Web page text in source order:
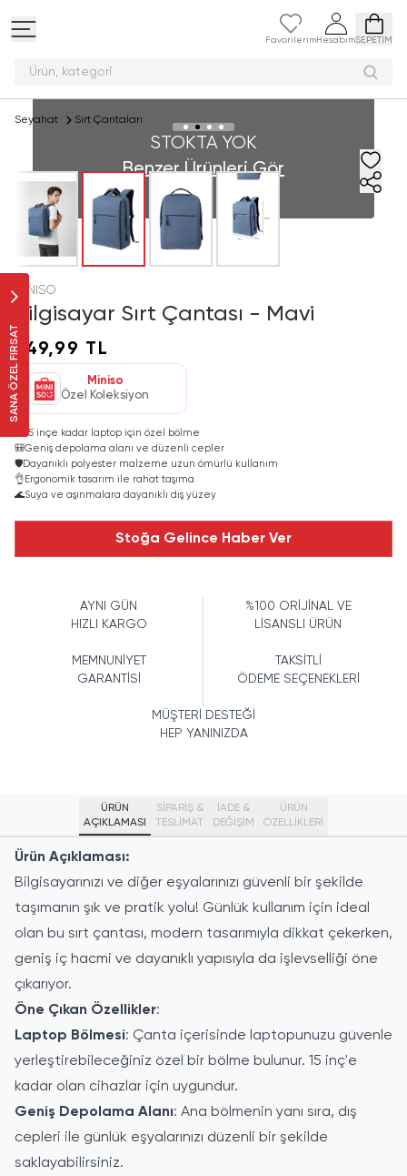
Favorilerim HesabımSEPETİM
Ürün, kate
SANA ÖZEL FIRSAT
Seyahat Sırt Çantaları
STOKTA YOK
Benzer Ürünleri Gör
MINISO
Bilgisayar Sırt Çantası - Mavi
749,99 TL
Miniso
Özel Koleksiyon
15 inçe kadar laptop için özel bölme
🎒Geniş depolama alanı ve düzenli cepler
🛡️Dayanıklı polyester malzeme uzun ömürlü kullanım
👌 Ergonomik tasarım ile rahat taşıma
🌊Suya ve aşınmalara dayanıklı dış yüzey
Stoğa Gelince Haber Ver
AYNI GÜN
HIZLI KARGO
%100 ORİJİNAL VE
LİSANSLI ÜRÜN
MEMNUNİYET
GARANTİSİ
TAKSİTLİ
ÖDEME SEÇENEKLERİ
MÜŞTERİ DESTEĞİ
HEP YANINIZDA
ÜRÜN
AÇIKLAMASI
SİPARİŞ &
TESLİMAT
İADE &
DEĞİŞİM
ÜRÜN
ÖZELLIKLERI
Ürün Açıklaması:
Bilgisayarınızı ve diğer eşyalarınızı güvenli bir şekilde
taşımanın şık ve pratik yolu! Günlük kullanım için ideal
olan bu sırt çantası, modern tasarımıyla dikkat çekerken,
geniş iç hacmi ve dayanıklı yapısıyla da işlevselliği öne
çıkarıyor.
Öne Çıkan Özellikler:
Laptop Bölmesi: Çanta içerisinde laptopunuzu güvenle
yerleştirebileceğiniz özel bir bölme bulunur. 15 inç'e
kadar olan cihazlar için uygundur.
Geniş Depolama Alanı: Ana bölmenin yanı sıra, dış
cepleri ile günlük eşyalarınızı düzenli bir şekilde
saklayabilirsiniz.